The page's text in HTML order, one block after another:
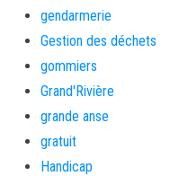
gendarmerie
Gestion des déchets
gommiers
Grand'Rivière
grande anse
gratuit
Handicap